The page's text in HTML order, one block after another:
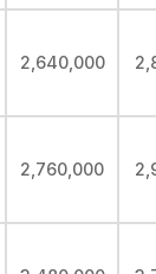
2,640,000
2,760,000